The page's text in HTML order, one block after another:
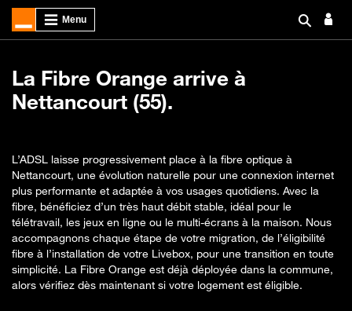
La Fibre Orange arrive à
Nettancourt (55).
L’ADSL laisse progressivement place à la fibre optique à
Nettancourt, une évolution naturelle pour une connexion internet
plus performante et adaptée à vos usages quotidiens. Avec la
fibre, bénéficiez d’un très haut débit stable, idéal pour le
télétravail, les jeux en ligne ou le multi-écrans à la maison. Nous
accompagnons chaque étape de votre migration, de l’éligibilité
fibre à l’installation de votre Livebox, pour une transition en toute
simplicité. La Fibre Orange est déjà déployée dans la commune,
alors vérifiez dès maintenant si votre logement est éligible.